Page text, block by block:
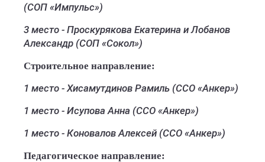
(СОП «Импульс»)
3 место - Проскурякова Екатерина и Лобанов
Александр (СОП «Сокол»)
Строительное направление:
1 место - Хисамутдинов Рамиль (ССО «Анкер»)
1 место - Исупова Анна (ССО «Анкер»)
1 место - Коновалов Алексей (ССО «Анкер»)
Педагогическое направление: